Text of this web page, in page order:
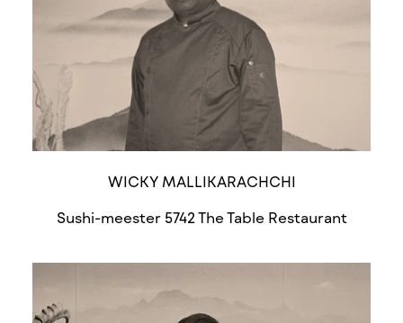
WICKY MALLIKARACHCHI
Sushi-meester 5742 The Table Restaurant